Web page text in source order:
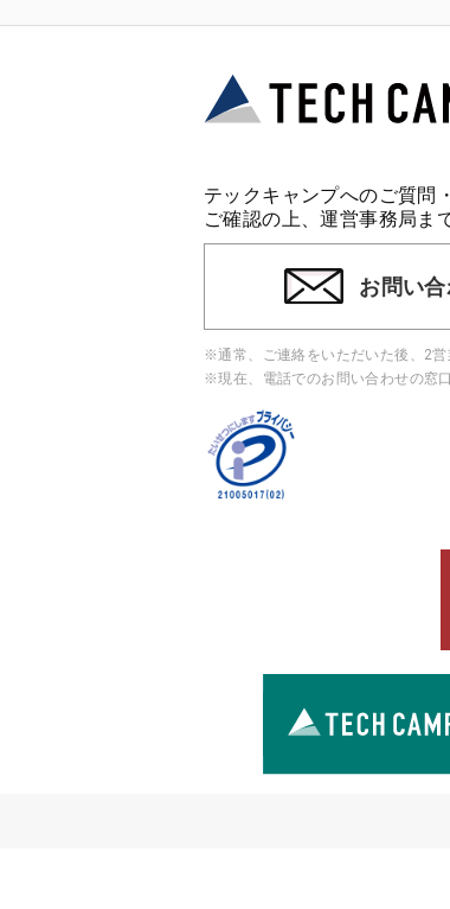
テックキャンプへのご質問
ご確認の上、運営事務局ま
お問い
※通常、ご連絡をいただいた後、2営
※現在、電話でのお問い合わせの窓